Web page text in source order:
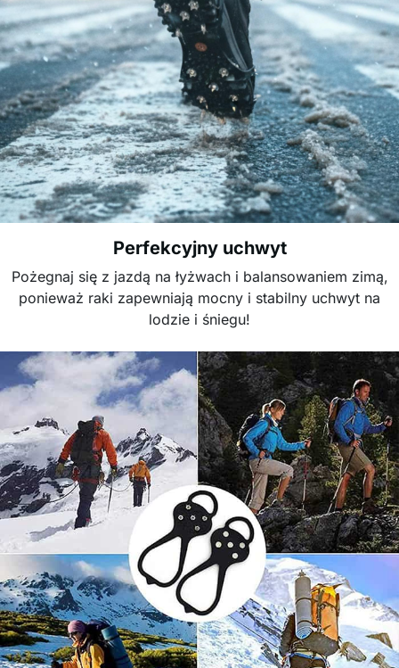
Perfekcyjny uchwyt
Pożegnaj się z jazdą na łyżwach i balansowaniem zimą,
ponieważ raki zapewniają mocny i stabilny uchwyt na
lodzie i śniegu!